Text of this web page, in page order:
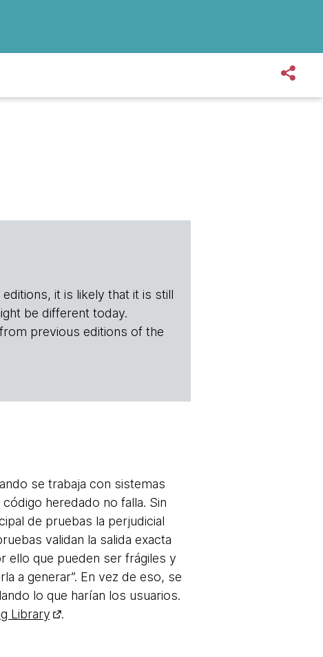
it is likely that it is still
be different today.
previous editions of the
se trabaja con sistemas
heredado no falla. Sin
de pruebas la perjudicial
validan la salida exacta
ello que pueden ser frágiles y
a generar”. En vez de eso, se
lo que harían los usuarios.
Library .